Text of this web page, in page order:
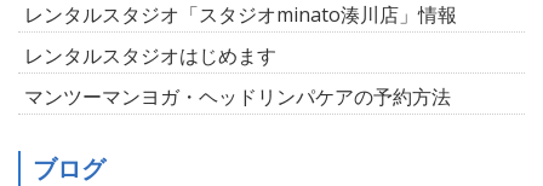
レンタルスタジオ「スタジオminato湊川店」情報
レンタルスタジオはじめます
マンツーマンヨガ・ヘッドリンパケアの予約方法
ブログ